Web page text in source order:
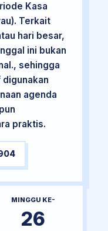
Kasa
Terkait
hari besar,
ini bukan
sehingga
agenda
praktis.
MINGGU KE-
26